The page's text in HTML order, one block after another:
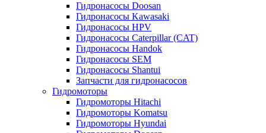
Гидронасосы Doosan
Гидронасосы Kawasaki
Гидронасосы HPV
Гидронасосы Caterpillar (CAT)
Гидронасосы Handok
Гидронасосы SEM
Гидронасосы Shantui
Запчасти для гидронасосов
Гидромоторы
Гидромоторы Hitachi
Гидромоторы Komatsu
Гидромоторы Hyundai